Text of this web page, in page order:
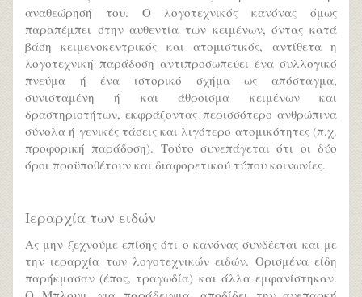
αναθεώρησή του. Ο λογοτεχνικός κανόνας όμως
παραπέμπει στην αυθεντία των κειμένων, όντας κατά
βάση κειμενοκεντρικός και ατομιστικός, αντίθετα η
λογοτεχνική παράδοση αντιπροσωπεύει ένα συλλογικό
πνεύμα ή ένα ιστορικό σχήμα ως απόσταγμα,
συνισταμένη ή και άθροισμα κειμένων και
δραστηριοτήτων, εκφράζοντας περισσότερο ανθρώπινα
σύνολα ή γενικές τάσεις και λιγότερο ατομικότητες (π.χ.
προφορική παράδοση). Τούτο συνεπάγεται ότι οι δύο
όροι προϋποθέτουν και διαφορετικού τύπου κοινωνίες.
Ιεραρχία των ειδών
Ας μην ξεχνούμε επίσης ότι ο κανόνας συνδέεται και με
την ιεραρχία των λογοτεχνικών ειδών. Ορισμένα είδη
παρήκμασαν (έπος, τραγωδία) και άλλα εμφανίστηκαν.